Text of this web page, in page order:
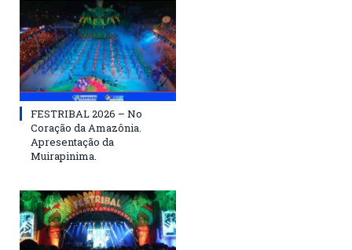
FESTRIBAL 2026 – No
Coração da Amazônia.
Apresentação da
Muirapinima.